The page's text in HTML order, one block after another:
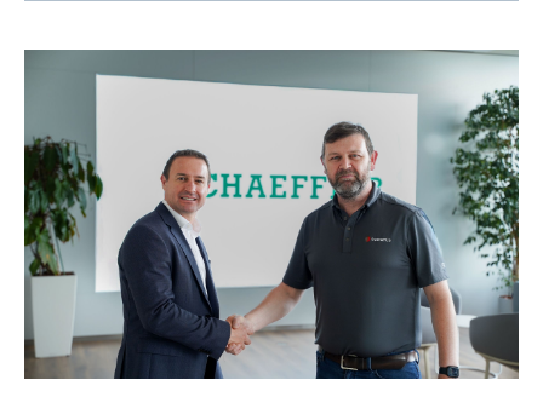
Sonatus
levam
os
algoritmos
de
às
unidades
de